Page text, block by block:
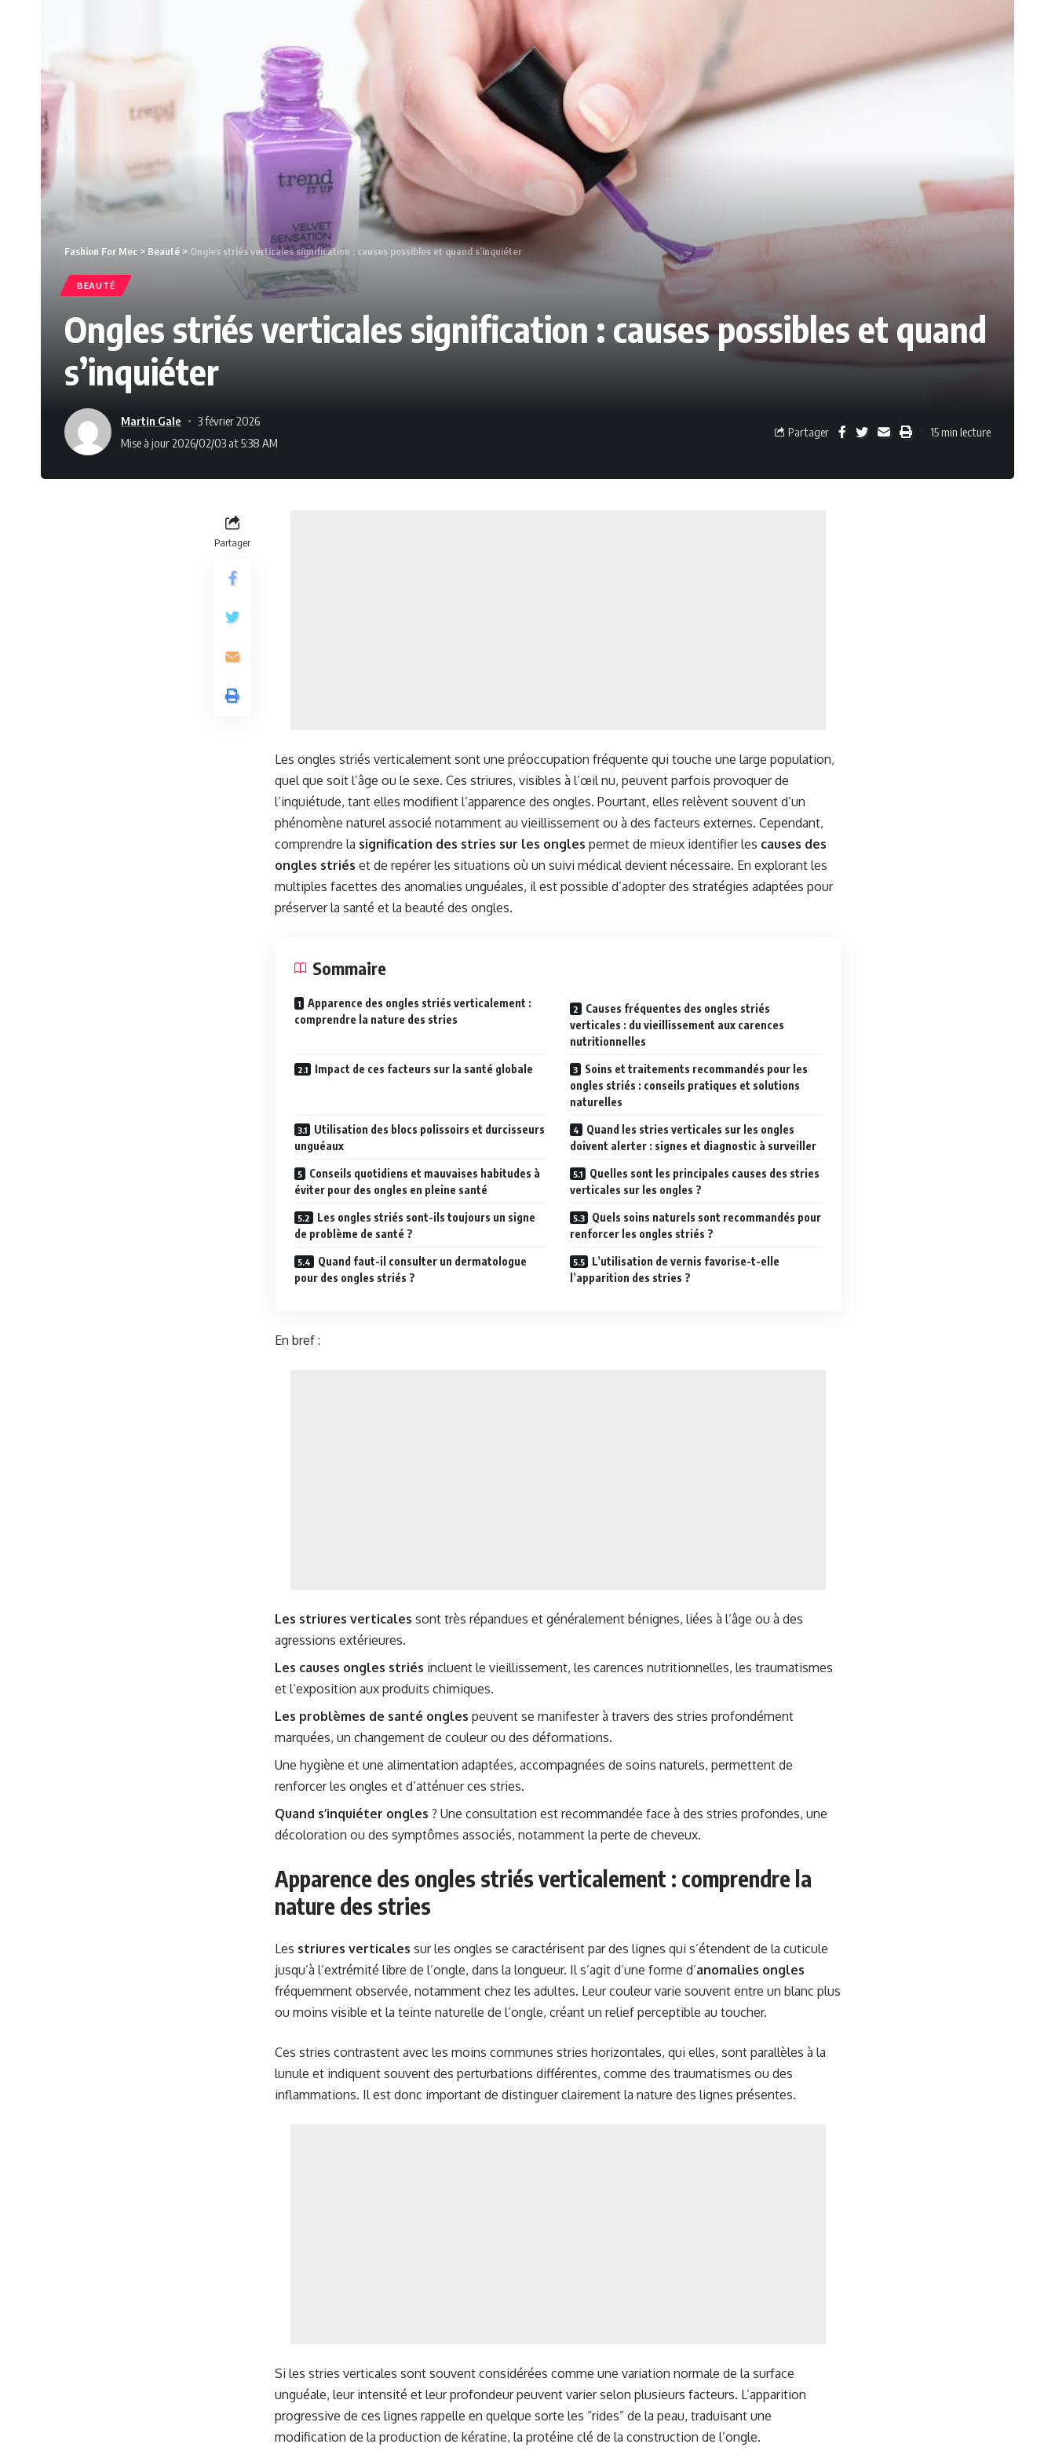
Fashion For Mec > Beauté > Ongles striés verticales signification : causes possibles et quand s’inquiéter
BEAUTÉ
Ongles striés verticales signification : causes possibles et quand
s’inquiéter
Martin Gale
3 février 2026
Mise à jour 2026/02/03 at 5:38 AM
Partager 15 min lecture
Partager
Les ongles striés verticalement sont une préoccupation fréquente qui touche une large population,
quel que soit l’âge ou le sexe. Ces striures, visibles à l’œil nu, peuvent parfois provoquer de
l’inquiétude, tant elles modifient l’apparence des ongles. Pourtant, elles relèvent souvent d’un
phénomène naturel associé notamment au vieillissement ou à des facteurs externes. Cependant,
comprendre la signification des stries sur les ongles permet de mieux identifier les causes des
ongles striés et de repérer les situations où un suivi médical devient nécessaire. En explorant les
multiples facettes des anomalies unguéales, il est possible d’adopter des stratégies adaptées pour
préserver la santé et la beauté des ongles.
Sommaire
Apparence des ongles striés verticalement :
comprendre la nature des stries
Causes fréquentes des ongles striés
verticales : du vieillissement aux carences
nutritionnelles
Impact de ces facteurs sur la santé globale
Soins et traitements recommandés pour les
ongles striés : conseils pratiques et solutions
naturelles
Utilisation des blocs polissoirs et durcisseurs
unguéaux
Quand les stries verticales sur les ongles
doivent alerter : signes et diagnostic à surveiller
Conseils quotidiens et mauvaises habitudes à
éviter pour des ongles en pleine santé
Quelles sont les principales causes des stries
verticales sur les ongles ?
Les ongles striés sont-ils toujours un signe
de problème de santé ?
Quels soins naturels sont recommandés pour
renforcer les ongles striés ?
Quand faut-il consulter un dermatologue
pour des ongles striés ?
L’utilisation de vernis favorise-t-elle
l’apparition des stries ?
En bref :
Les striures verticales sont très répandues et généralement bénignes, liées à l’âge ou à des
agressions extérieures.
Les causes ongles striés incluent le vieillissement, les carences nutritionnelles, les traumatismes
et l’exposition aux produits chimiques.
Les problèmes de santé ongles peuvent se manifester à travers des stries profondément
marquées, un changement de couleur ou des déformations.
Une hygiène et une alimentation adaptées, accompagnées de soins naturels, permettent de
renforcer les ongles et d’atténuer ces stries.
Quand s’inquiéter ongles ? Une consultation est recommandée face à des stries profondes, une
décoloration ou des symptômes associés, notamment la perte de cheveux.
Apparence des ongles striés verticalement : comprendre la
nature des stries
Les striures verticales sur les ongles se caractérisent par des lignes qui s’étendent de la cuticule
jusqu’à l’extrémité libre de l’ongle, dans la longueur. Il s’agit d’une forme d’anomalies ongles
fréquemment observée, notamment chez les adultes. Leur couleur varie souvent entre un blanc plus
ou moins visible et la teinte naturelle de l’ongle, créant un relief perceptible au toucher.
Ces stries contrastent avec les moins communes stries horizontales, qui elles, sont parallèles à la
lunule et indiquent souvent des perturbations différentes, comme des traumatismes ou des
inflammations. Il est donc important de distinguer clairement la nature des lignes présentes.
Si les stries verticales sont souvent considérées comme une variation normale de la surface
unguéale, leur intensité et leur profondeur peuvent varier selon plusieurs facteurs. L’apparition
progressive de ces lignes rappelle en quelque sorte les “rides” de la peau, traduisant une
modification de la production de kératine, la protéine clé de la construction de l’ongle.